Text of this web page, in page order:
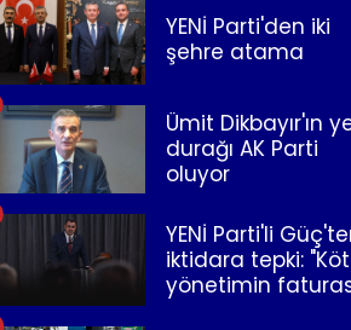
YENİ Parti'den iki
şehre atama
Ümit Dikbayır'ın
durağı AK Parti
oluyor
YENİ Parti'li
iktidara tepki:
yönetimin